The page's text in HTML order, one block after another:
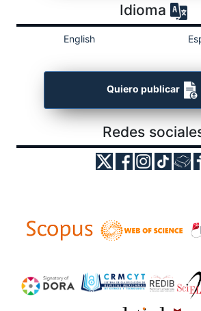
Idioma
English
Quiero publicar
Redes